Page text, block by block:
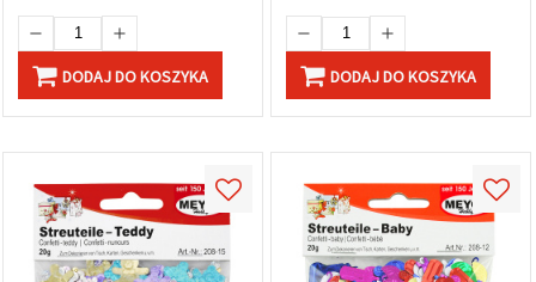
DODAJ DO KOSZYKA DODAJ DO KOSZYKA